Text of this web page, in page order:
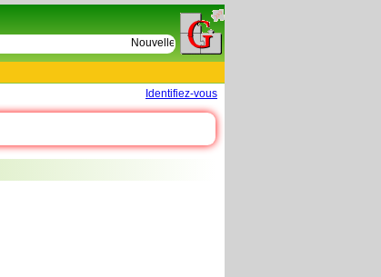
Nouvelles tables : 664 actes de D Le Cercueil
Identifiez-vous